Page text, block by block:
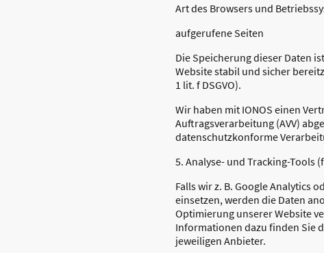
Art des Browsers und
aufgerufene Seiten
Die Speicherung dieser Daten
Website stabil und sicher
1 lit. f DSGVO).
Wir haben mit IONOS einen
Auftragsverarbeitung (AVV)
datenschutzkonforme
5. Analyse- und Tracking-Tools
Falls wir z. B. Google Analytics
einsetzen, werden die Daten
Optimierung unserer Website
Informationen dazu finden Sie
jeweiligen Anbieter.